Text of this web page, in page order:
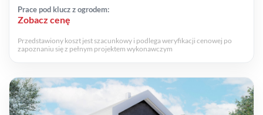
Prace pod klucz z ogrodem:
Zobacz cenę
Przedstawiony koszt jest szacunkowy i podlega weryfikacji cenowej po
zapoznaniu się z pełnym projektem wykonawczym